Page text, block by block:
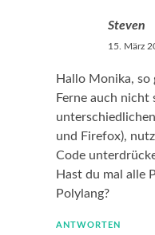
Steven
15. März
Hallo Monika, so
Ferne auch nicht
und Firefox),
Code
Hast du mal alle
Polylang?
ANTWORTEN